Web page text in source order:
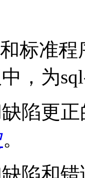
标准
，为
陷更
。